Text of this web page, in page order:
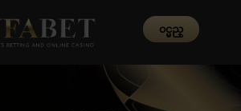
၀င္မည္